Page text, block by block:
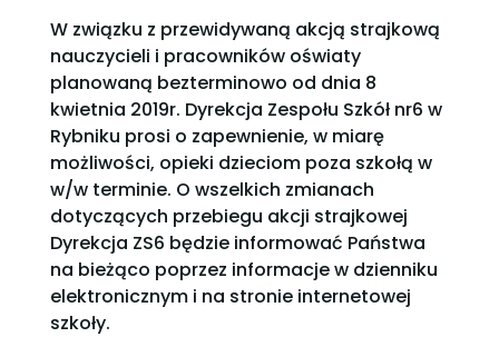
W związku z przewidywaną akcją strajkową
nauczycieli i pracowników oświaty
planowaną bezterminowo od dnia 8
kwietnia 2019r. Dyrekcja Zespołu Szkół nr6 w
Rybniku prosi o zapewnienie, w miarę
możliwości, opieki dzieciom poza szkołą w
w/w terminie. O wszelkich zmianach
dotyczących przebiegu akcji strajkowej
Dyrekcja ZS6 będzie informować Państwa
na bieżąco poprzez informacje w dzienniku
elektronicznym i na stronie internetowej
szkoły.